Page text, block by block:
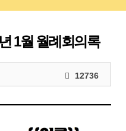
1월 월례회의록
12736